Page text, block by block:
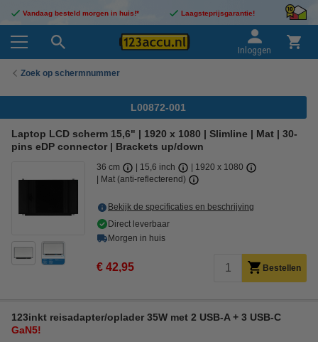
Vandaag besteld morgen in huis!* Laagsteprijsgarantie!
Inloggen
Zoek op schermnummer
L00872-001
Laptop LCD scherm 15,6" | 1920 x 1080 | Slimline | Mat | 30-
pins eDP connector | Brackets up/down
36 cm 15,6 inch
1920 x 1080
Mat (anti-reflecterend)
Bekijk de specificaties en beschrijving
Direct leverbaar
Morgen in huis
€ 42,95 Bestellen
123inkt reisadapter/oplader 35W met 2 USB-A + 3 USB-C
GaN5!